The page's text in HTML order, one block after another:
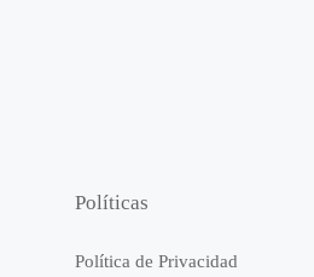
Políticas
Política de Privacidad